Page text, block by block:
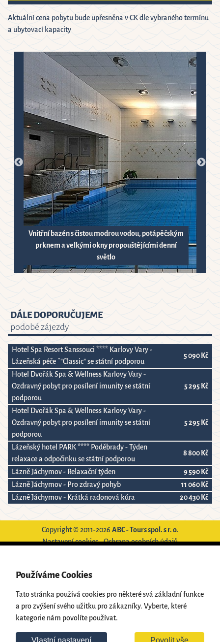
Aktuální cena pobytu bude upřesněna v CK dle vybraného termínu
a ubytovací kapacity
Vnitřní bazén s čistou modrou vodou, potápěčským
prknem a velkými okny propouštějícími denní
světlo
DÁLE DOPORUČUJEME
podobé zájezdy
Hotel Spa Resort Sanssouci **** Karlovy Vary -
Lázeňská péče ¨"Classic" se státní podporou
5 090 Kč
Hotel Dvořák Spa & Wellness Karlovy Vary -
Ozdravný pobyt pro posílení imunity se státní
podporou
5 295 Kč
Hotel Dvořák Spa & Wellness Karlovy Vary -
Ozdravný pobyt pro posílení imunity se státní
podporou
5 295 Kč
Lázeňský hotel PARK **** Poděbrady - Týden
relaxace a odpočinku se státní podporou
8 800 Kč
Lázně Jáchymov - Relaxační týden
9 590 Kč
Lázně Jáchymov - Pro zdravý pohyb
11 060 Kč
Lázně Jáchymov - Krátká radonová kúra
20 430 Kč
Copyright © 2011-2026 ABC - Tours spol. s r. o.
Nastavení cookies-Ochrana osobních údajů
Používáme Cookies
Tato stránka používá cookies pro některé svá základní funkce
a pro zvýšení svého užitku pro zákazníky. Vyberte, které
kategorie nám povolíte používat.
Vlastní nastavení Povolit vše
Powered by